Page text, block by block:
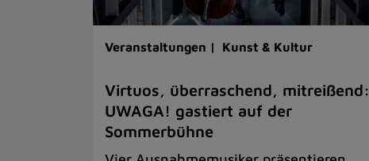
Veranstaltungen | Kunst & Kultur
Virtuos, überraschend, mitreißend:
UWAGA! gastiert auf der
Sommerbühne